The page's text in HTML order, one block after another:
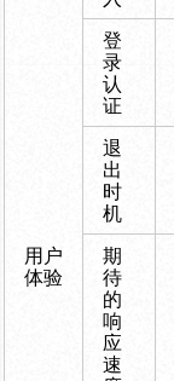
用户
体验
登
录
认
证
退
出
时
机
期
待
的
响
应
速